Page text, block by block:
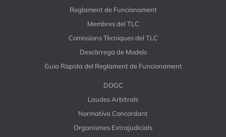
Reglament de Funcionament
Membres del TLC
Comissions Tècniques del TLC
Descàrrega de Models
Guia Ràpida del Reglament de Funcionament
DOGC
Laudes Arbitrals
Normativa Concordant
Organismes Extrajudicials